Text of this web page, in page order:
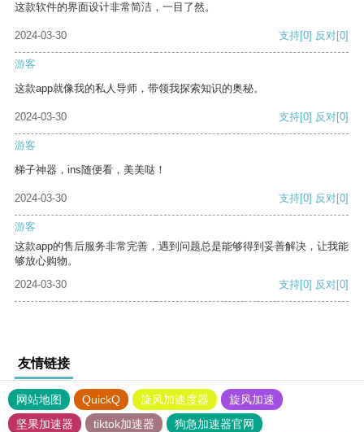
这款软件的界面设计非常简洁，一目了然。
2024-03-30 支持[0] 反对[0]
游客
这款app就像我的私人导师，带领我探索知识的奥秘。
2024-03-30 支持[0] 反对[0]
游客
梯子神器，ins随便看，美美哒！
2024-03-30 支持[0] 反对[0]
游客
这款app的售后服务非常完善，遇到问题总是能够得到妥善解决，让我能
够放心购物。
2024-03-30
支持[0] 反对[0]
友情链接
网站地图 QuickQ 旋风加速度器
旋风加速
坚果加速器
tiktok加速器
狗急加速器官网